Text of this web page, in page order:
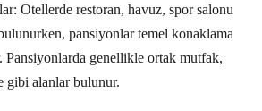
Otellerde restoran, havuz, spor salonu
pansiyonlar temel konaklama
Pansiyonlarda genellikle ortak mutfak,
gibi alanlar bulunur.